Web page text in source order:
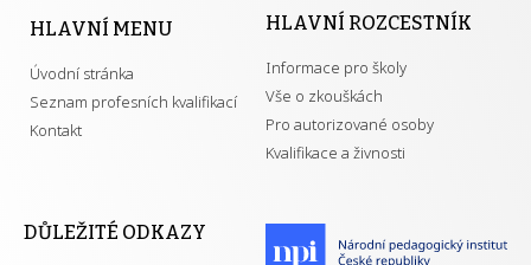
HLAVNÍ MENU
Úvodní stránka
Seznam profesních kvalifikací
Kontakt
HLAVNÍ ROZCESTNÍK
Informace pro školy
Vše o zkouškách
Pro autorizované osoby
Kvalifikace a živnosti
DŮLEŽITÉ ODKAZY